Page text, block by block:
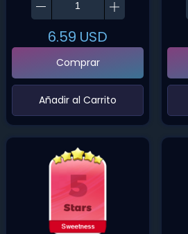
6.59 USD
Comprar
‌Añadir al Carrito‌